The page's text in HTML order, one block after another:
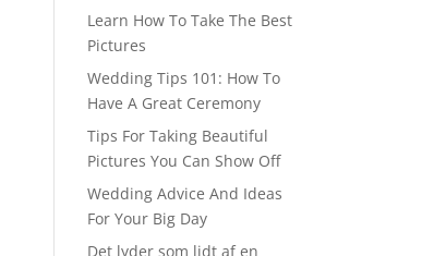
Learn How To Take The Best
Pictures
Wedding Tips 101: How To
Have A Great Ceremony
Tips For Taking Beautiful
Pictures You Can Show Off
Wedding Advice And Ideas
For Your Big Day
Det lyder som lidt af en